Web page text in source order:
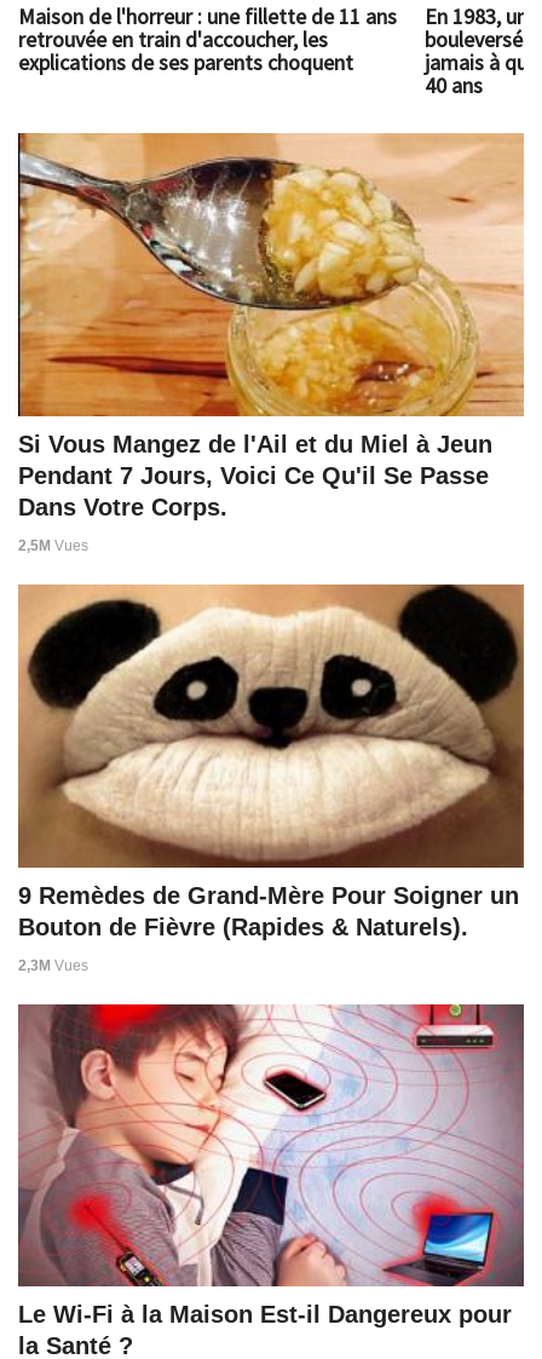
Maison de l'horreur : une fillette de 11 ans
retrouvée en train d'accoucher, les
explications de ses parents choquent
En 1983, un
bouleversé
jamais à
40 ans
Si Vous Mangez de l'Ail et du Miel à Jeun
Pendant 7 Jours, Voici Ce Qu'il Se Passe
Dans Votre Corps.
2,5M Vues
9 Remèdes de Grand-Mère Pour Soigner un
Bouton de Fièvre (Rapides & Naturels).
2,3M Vues
Le Wi-Fi à la Maison Est-il Dangereux pour
la Santé ?